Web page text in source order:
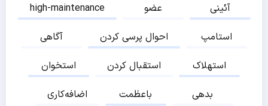
high-maintenance
عضو
آئینی
آگاهی
احوال پرسی کردن
استامپ
استخوان
استقبال کردن
استهلاک
اضافه‌کاری
باعظمت
بدهی